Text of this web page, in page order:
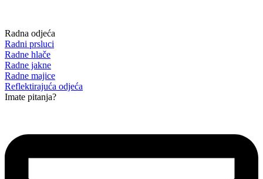
Radna odjeća
Radni prsluci
Radne hlače
Radne jakne
Radne majice
Reflektirajuća odjeća
Imate pitanja?